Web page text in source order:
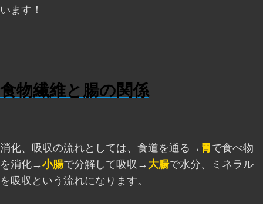
います！
食物繊維と腸の関係
消化、吸収の流れとしては、食道を通る→ 胃で食べ物
を消化→小腸で分解して吸収→大腸で水分、ミネラル
を吸収という流れになります。